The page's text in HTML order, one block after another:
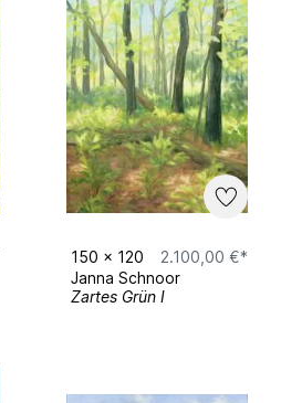
150 x 120
2.100,00 €*
Janna Schnoor
Zartes Grün I